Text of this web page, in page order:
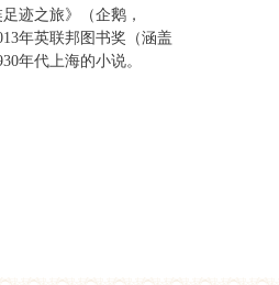
迹之旅》（企鹅，
年英联邦图书奖（涵盖
年代上海的小说。